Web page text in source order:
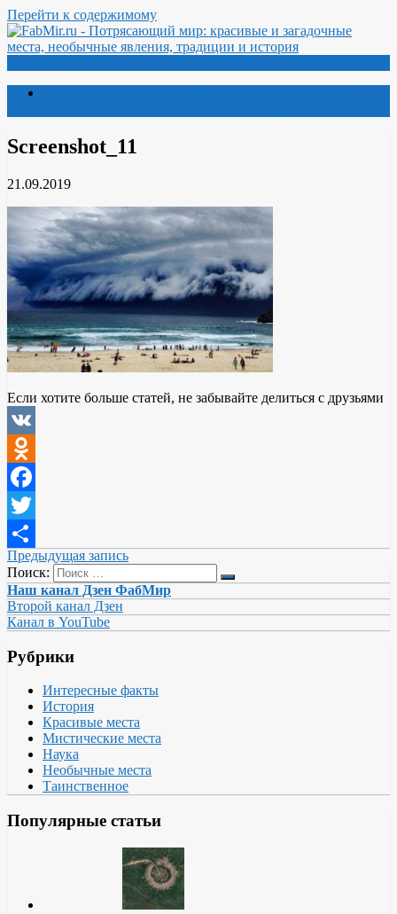
Перейти к содержимому
Screenshot_11
21.09.2019
Если хотите больше статей, не забывайте делиться с друзьями
VK
Odnoklassniki
Facebook
Twitter
Отправить
Предыдущая запись
Поиск:
Наш канал Дзен ФабМир
Второй канал Дзен
Канал в YouTube
Рубрики
Интересные факты
История
Красивые места
Мистические места
Наука
Необычные места
Таинственное
Популярные статьи